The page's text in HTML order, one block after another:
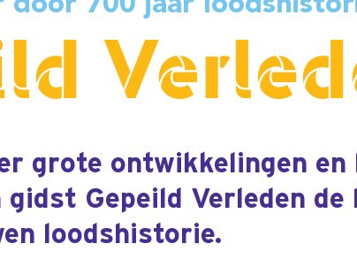
Verleden de lezer vaardig
van loods nooit geweest.
in het najaar van 1781
Prins Willem naar open
zorgeloosheid
van de loods belandde het
De krijgsraad nam de
Kock tot een zware